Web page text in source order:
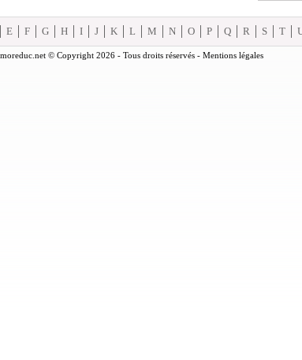
E F G H I J K L M N O P Q R S T
© Copyright 2026 - Tous droits réservés - Mentions légales